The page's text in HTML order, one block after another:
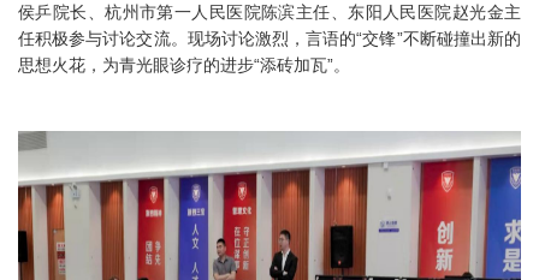
侯乒院长、杭州市第一人民医院陈滨主任、东阳人民医院赵光金主
任积极参与讨论交流。现场讨论激烈，言语的“交锋”不断碰撞出新的
思想火花，为青光眼诊疗的进步“添砖加瓦”。